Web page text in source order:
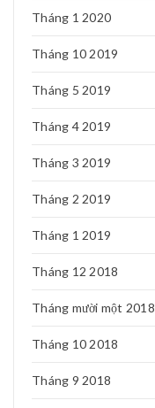
Tháng 1 2020
Tháng 10 2019
Tháng 5 2019
Tháng 4 2019
Tháng 3 2019
Tháng 2 2019
Tháng 1 2019
Tháng 12 2018
Tháng mười một 2018
Tháng 10 2018
Tháng 9 2018